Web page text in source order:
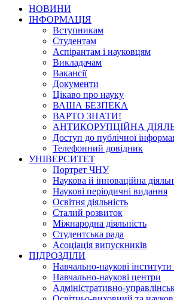
НОВИНИ
ІНФОРМАЦІЯ
Вступникам
Студентам
Аспірантам і науковцям
Викладачам
Вакансії
Документи
Цікаво про науку
ВАША БЕЗПЕКА
ВАРТО ЗНАТИ!
АНТИКОРУПЦІЙНА
Доступ до публічної
Телефонний довідник
УНІВЕРСИТЕТ
Портрет ЧНУ
Наукова й інноваційна
Наукові періодичні видання
Освітня діяльність
Сталий розвиток
Міжнародна діяльність
Студентська рада
Асоціація випускників
ПІДРОЗДІЛИ
Навчально-наукові інститути
Навчально-наукові центри
Адміністративно-